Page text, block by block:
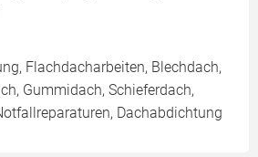
Flachdacharbeiten, Blechdach,
Gummidach, Schieferdach,
Dachabdichtung